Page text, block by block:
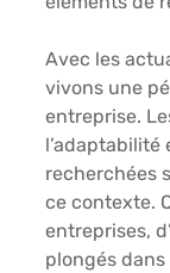
Avec les
vivons une
entreprise.
recherchées
ce contexte.
entreprises,
plongés